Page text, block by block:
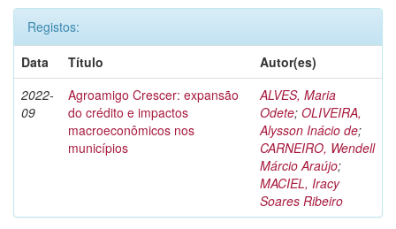
Registos:
Data
Título
Autor(es)
2022-
09
Agroamigo Crescer: expansão
do crédito e impactos
macroeconômicos nos
municípios
ALVES, Maria
Odete; OLIVEIRA,
Alysson Inácio de;
CARNEIRO, Wendell
Márcio Araújo;
MACIEL, Iracy
Soares Ribeiro